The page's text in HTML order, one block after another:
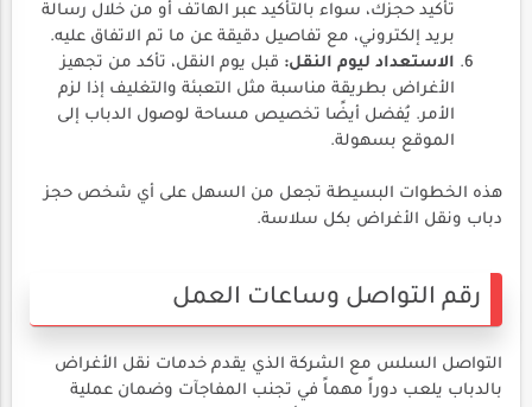
تأكيد حجزك، سواء بالتأكيد عبر الهاتف أو من خلال رسالة
بريد إلكتروني، مع تفاصيل دقيقة عن ما تم الاتفاق عليه.
الاستعداد ليوم النقل: قبل يوم النقل، تأكد من تجهيز
الأغراض بطريقة مناسبة مثل التعبئة والتغليف إذا لزم
الأمر. يُفضل أيضًا تخصيص مساحة لوصول الدباب إلى
الموقع بسهولة.
هذه الخطوات البسيطة تجعل من السهل على أي شخص حجز
دباب ونقل الأغراض بكل سلاسة.
رقم التواصل وساعات العمل
التواصل السلس مع الشركة الذي يقدم خدمات نقل الأغراض
بالدباب يلعب دوراً مهماً في تجنب المفاجآت وضمان عملية